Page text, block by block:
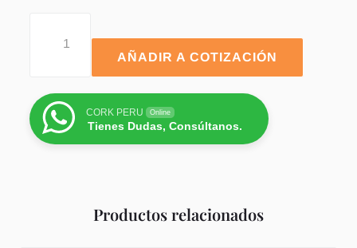
AÑADIR A COTIZACIÓN
CORK PERU Online
Tienes Dudas, Consúltanos.
Productos relacionados